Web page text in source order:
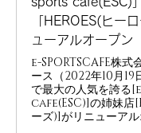
「HEROES(ヒー
ューアルオープン
e-SPORTSCAFE株式
ース（2022年10月19
で最大の人気を誇
cafe(ESC)]の姉妹店
ーズ)]がリニューア